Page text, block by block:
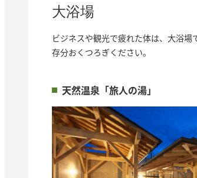
大浴場
ビジネスや観光で疲れた体は、大浴
存分おくつろぎください。
天然温泉「旅人の湯」